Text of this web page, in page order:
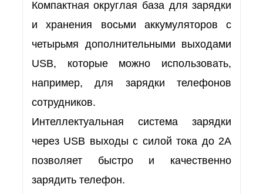
Компактная округлая база для зарядки
и хранения восьми аккумуляторов с
четырьмя дополнительными выходами
USB, которые можно использовать,
например, для зарядки телефонов
сотрудников.
Интеллектуальная система зарядки
через USB выходы с силой тока до 2А
позволяет быстро и качественно
зарядить телефон.